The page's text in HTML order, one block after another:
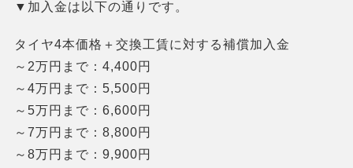
▼加入金は以下の通りです。
タイヤ4本価格＋交換工賃に対する補償加入金
～2万円まで：4,400円
～4万円まで：5,500円
～5万円まで：6,600円
～7万円まで：8,800円
～8万円まで：9,900円